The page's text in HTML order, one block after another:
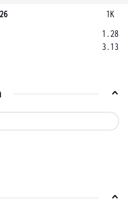
1K
1.28
3.13